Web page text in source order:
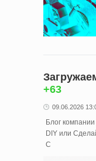
+63
09.06.2026
Блог
DIY или
C